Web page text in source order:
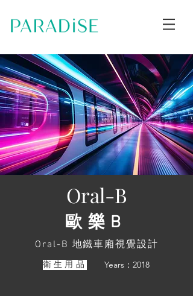
Oral-B
歐樂B
Oral-B 地鐵車廂視覺設計
衛生用品 Years：2018